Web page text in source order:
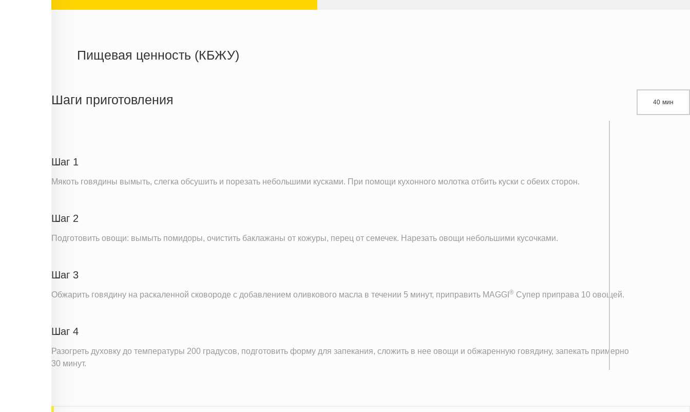
Пищевая ценность (КБЖУ)
Белки
Шаги приготовления 40 мин
Шаг 1
Мякоть говядины вымыть, слегка обсушить и порезать небольшими кусками. При помощи кухонного молотка отбить куски с обеих сторон.
Шаг 2
Подготовить овощи: вымыть помидоры, очистить баклажаны от кожуры, перец от семечек. Нарезать овощи небольшими кусочками.
Шаг 3
Обжарить говядину на раскаленной сковороде с добавлением оливкового масла в течении 5 минут, приправить MAGGI ® Супер приправа 10 овощей.
Шаг 4
Разогреть духовку до температуры 200 градусов, подготовить форму для запекания, сложить в нее овощи и обжаренную говядину, запекать примерно
30 минут.